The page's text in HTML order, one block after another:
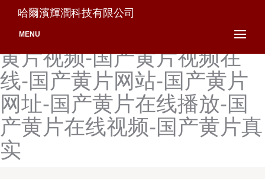
国产黄片地址-国产黄片观
看-国产黄片免费视频-国产
黄片视频-国产黄片视频在
线-国产黄片网站-国产黄片
网址-国产黄片在线播放-国
产黄片在线视频-国产黄片真
实
哈爾濱輝潤科技有限公司
MENU